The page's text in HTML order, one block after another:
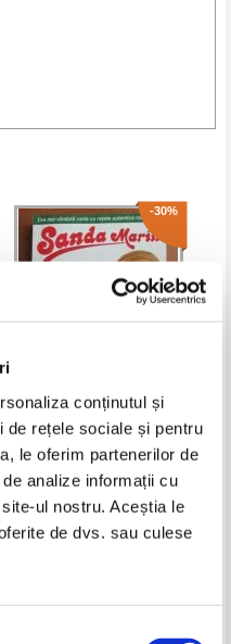
conținutul și
de rețele sociale și pentru
le oferim partenerilor de
analize informații cu
ul nostru. Aceștia le
de dvs. sau culese
-30%
Pret:37,00Lei 25,90 Lei
Adaugă în coș